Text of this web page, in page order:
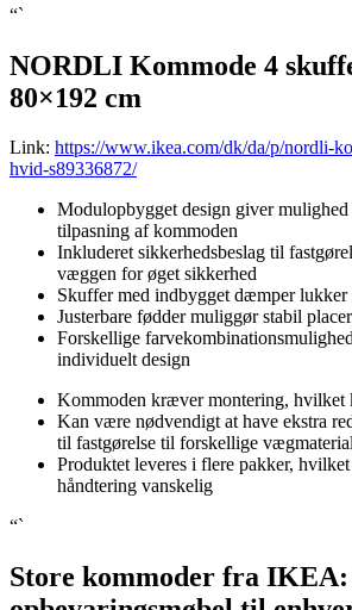
“`
NORDLI Kommode 4
80×192 cm
Link: https://www.ikea.com/dk/da/p/nordli-
hvid-s89336872/
Modulopbygget design giver
tilpasning af kommoden
Inkluderet sikkerhedsbeslag til
væggen for øget sikkerhed
Skuffer med indbygget dæmper
Justerbare fødder muliggør stabil
Forskellige
individuelt design
Kommoden kræver montering,
Kan være nødvendigt at have ekstra
til fastgørelse til forskellige
Produktet leveres i flere pakker,
håndtering vanskelig
“`
Store kommoder fra